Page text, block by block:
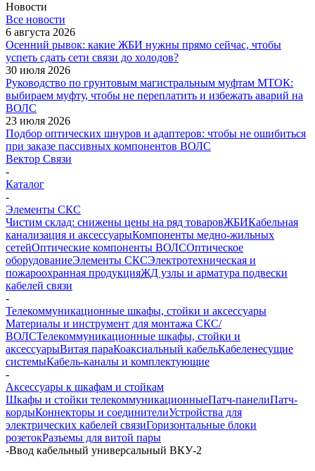
Новости
Все новости
6 августа 2026
Осенний рывок: какие ЖБИ нужны прямо сейчас, чтобы
успеть сдать сети связи до холодов?
30 июля 2026
Руководство по грунтовым магистральным муфтам МТОК:
выбираем муфту, чтобы не переплатить и избежать аварий на
ВОЛС
23 июля 2026
Подбор оптических шнуров и адаптеров: чтобы не ошибиться
при заказе пассивных компонентов ВОЛС
Вектор Связи
-
Каталог
-
Элементы СКС
Чистим склад: снижены цены на ряд товаровЖБИКабельная
канализация и аксессуарыКомпоненты медно-жильных
сетейОптические компоненты ВОЛСОптическое
оборудованиеЭлементы СКСЭлектротехническая и
пожароохранная продукцияЖД узлы и арматура подвески
кабелей связи
-
Телекоммуникационные шкафы, стойки и аксессуары
Материалы и инструмент для монтажа СКС/
ВОЛСТелекоммуникационные шкафы, стойки и
аксессуарыВитая параКоаксиальный кабельКабеленесущие
системыКабель-каналы и комплектующие
-
Аксессуары к шкафам и стойкам
Шкафы и стойки телекоммуникационныеПатч-панелиПатч-
кордыКоннекторы и соединителиУстройства для
электрических кабелей связиГоризонтальные блоки
розетокРазъемы для витой пары
-Ввод кабельный универсальный ВКУ-2